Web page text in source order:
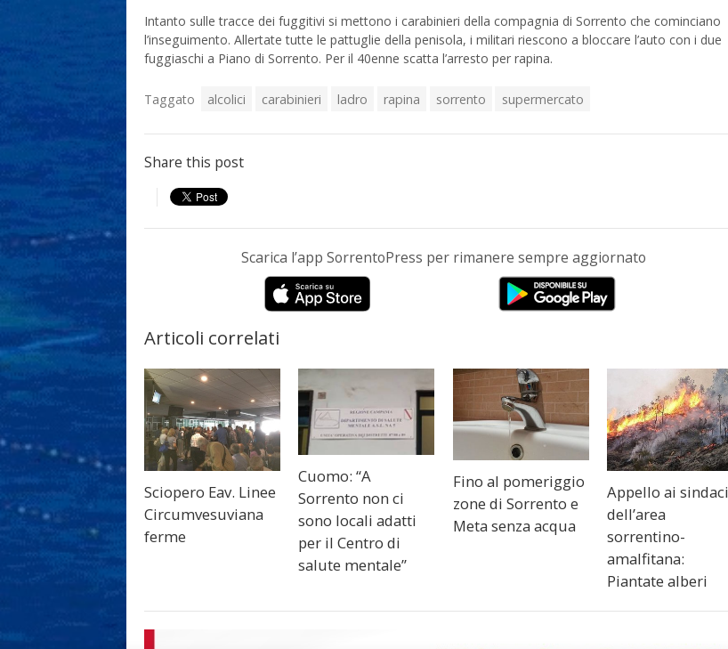
Intanto sulle tracce dei fuggitivi si mettono i carabinieri della compagnia di Sorrento che cominciano
l’inseguimento. Allertate tutte le pattuglie della penisola, i militari riescono a bloccare l’auto con i due
fuggiaschi a Piano di Sorrento. Per il 40enne scatta l’arresto per rapina.
Taggato alcolici carabinieri ladro rapina sorrento supermercato
Share this post
Scarica l’app SorrentoPress per rimanere sempre aggiornato
Articoli correlati
Sciopero Eav. Linee
Circumvesuviana
ferme
Cuomo: “A
Sorrento non ci
sono locali adatti
per il Centro di
salute mentale”
Fino al pomeriggio
zone di Sorrento e
Meta senza acqua
Appello ai sindaci
dell’area
sorrentino-
amalfitana:
Piantate alberi